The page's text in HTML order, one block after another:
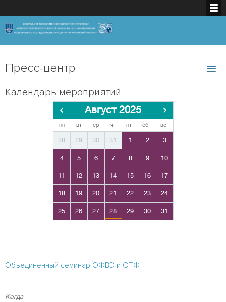
Пресс-центр
Календарь мероприятий
Август 2025
пн вт ср чт пт сб вс
28 29 30 31 1 2 3
4 5 6 7 8 9 10
11 12 13 14 15 16 17
18 19 20 21 22 23 24
25 26 27 28 29 30 31
Объединенный семинар ОФВЭ и ОТФ
Когда